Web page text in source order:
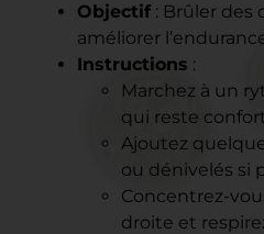
Objectif : Brûler des
améliorer
Instructions :
Marchez à un
qui reste
Ajoutez
ou dénivelés si
Concentrez-
droite et